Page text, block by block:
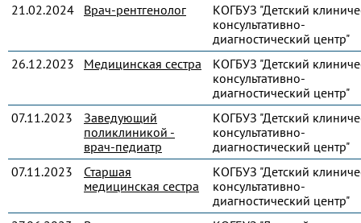
21.02.2024
Врач-рентгенолог
КОГБУЗ "Детский
консультативно-
диагностический центр"
26.12.2023
Медицинская сестра
КОГБУЗ "Детский
консультативно-
диагностический центр"
07.11.2023
Заведующий
поликлиникой -
врач-педиатр
КОГБУЗ "Детский
консультативно-
диагностический центр"
07.11.2023
Старшая
медицинская сестра
КОГБУЗ "Детский
консультативно-
диагностический центр"